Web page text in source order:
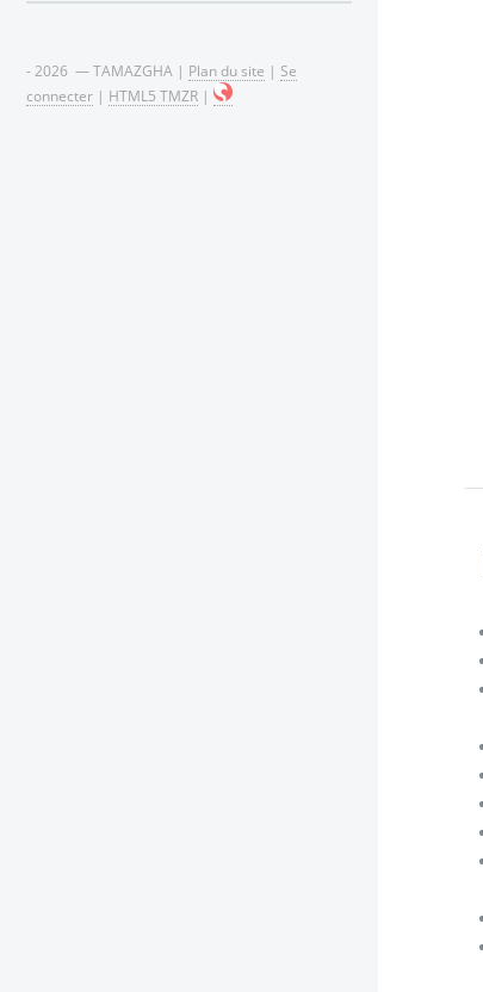
- 2026 — TAMAZGHA | Plan du site | Se
connecter | HTML5 TMZR |